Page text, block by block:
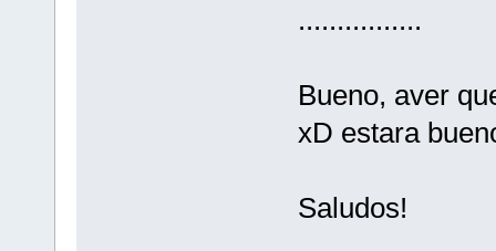
................
Bueno, aver
xD estara
Saludos!